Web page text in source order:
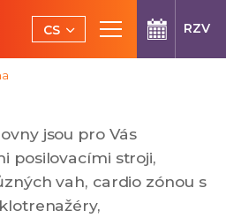
CS
EN
RZV
jsou pro Vás
posilovacími stroji,
vah, cardio zónou s